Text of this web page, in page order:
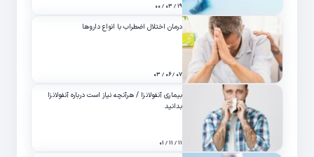
۱۹ / ۰۳ / ۰۰
درمان اختلال اضطراب با انواع داروها
۰۷ / ۰۶ / ۰۳
بیماری آنفولانزا / هرآنچه نیاز است درباره آنفولانزا
بدانید
۱۱ / ۱۱ / ۰۱